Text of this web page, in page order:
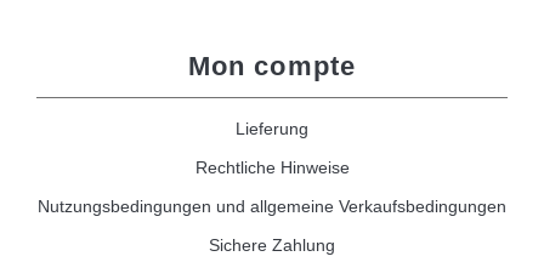
Mon compte
Lieferung
Rechtliche Hinweise
Nutzungsbedingungen und allgemeine Verkaufsbedingungen
Sichere Zahlung